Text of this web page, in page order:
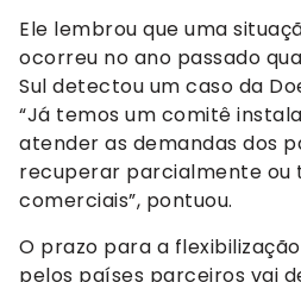
Ele lembrou que uma
ocorreu no ano passado
Sul detectou um caso da
“Já temos um comitê
atender as demandas dos
recuperar parcialmente ou
comerciais”, pontuou.
O prazo para a
pelos países parceiros vai